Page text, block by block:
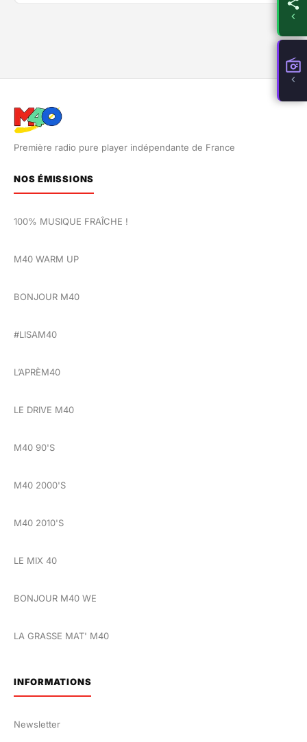
Première radio pure player indépendante de France
NOS ÉMISSIONS
100% MUSIQUE FRAÎCHE !
M40 WARM UP
BONJOUR M40
#LISAM40
L’APRÈM40
LE DRIVE M40
M40 90'S
M40 2000'S
M40 2010'S
LE MIX 40
BONJOUR M40 WE
LA GRASSE MAT' M40
INFORMATIONS
Newsletter